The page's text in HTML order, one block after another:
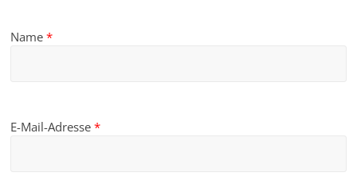
Name*
E-Mail-Adresse*